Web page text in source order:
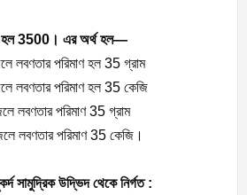
3500 । এর অর্থ হল—
লবণতার পরিমাণ হল35 গ্রাম
লবণতার পরিমাণ হল35 কেজি
লবণতার পরিমাণ35 গ্রাম
লবণতার পরিমাণ35 কেজি।
সামুদ্রিক উদ্ভিদ থেকে নির্গত :